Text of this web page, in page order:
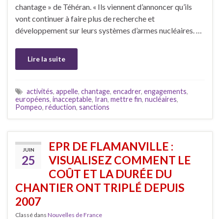
chantage » de Téhéran. « Ils viennent d’annoncer qu’ils
vont continuer à faire plus de recherche et
développement sur leurs systèmes d’armes nucléaires. …
Lire la suite
activités, appelle, chantage, encadrer, engagements,
européens, inacceptable, Iran, mettre fin, nucléaires,
Pompeo, réduction, sanctions
JUIN
25
EPR DE FLAMANVILLE :
VISUALISEZ COMMENT LE
COÛT ET LA DURÉE DU
CHANTIER ONT TRIPLÉ DEPUIS
2007
Classé dans Nouvelles de France